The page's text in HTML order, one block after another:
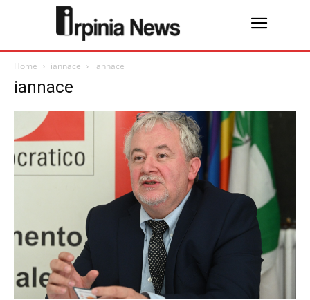
Home iannace iannace
iannace